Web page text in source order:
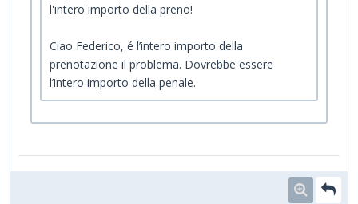
l'intero importo della preno!
Ciao Federico, é l’intero importo della
prenotazione il problema. Dovrebbe essere
l’intero importo della penale.